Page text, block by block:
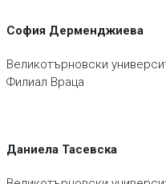
София Дерменджиева
Великотърновски
Филиал Враца
Даниела Тасевска